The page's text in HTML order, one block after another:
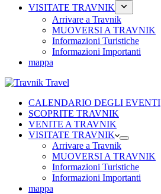
VISITATE TRAVNIK
Arrivare a Travnik
MUOVERSI A TRAVNIK
Informazioni Turistiche
Informazioni Importanti
mappa
CALENDARIO DEGLI EVENTI
SCOPRITE TRAVNIK
VENITE A TRAVNIK
VISITATE TRAVNIK
Arrivare a Travnik
MUOVERSI A TRAVNIK
Informazioni Turistiche
Informazioni Importanti
mappa